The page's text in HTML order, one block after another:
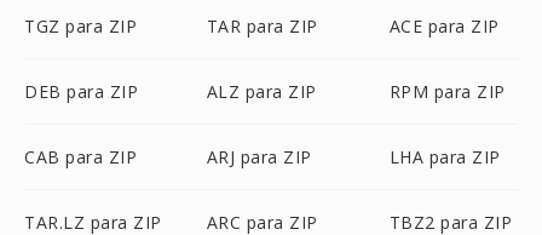
TGZ para ZIP TAR para ZIP ACE para ZIP
DEB para ZIP ALZ para ZIP RPM para ZIP
CAB para ZIP ARJ para ZIP LHA para ZIP
TAR.LZ para ZIP ARC para ZIP TBZ2 para ZIP